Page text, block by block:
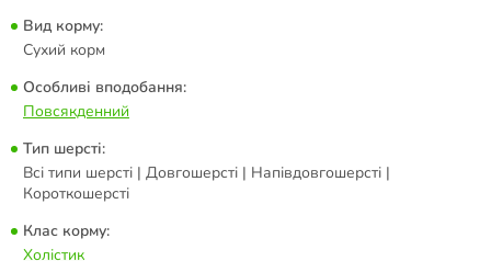
Вид корму:
Сухий корм
Особливі вподобання:
Повсякденний
Тип шерсті:
Всі типи шерсті | Довгошерсті | Напівдовгошерсті |
Короткошерсті
Клас корму:
Холістик